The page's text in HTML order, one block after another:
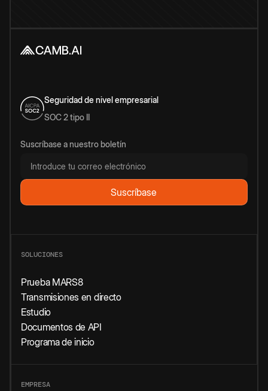
Seguridad de nivel empresarial
SOC 2 tipo II
Suscríbase a nuestro boletín
SOLUCIONES
Prueba MARS8
Transmisiones en directo
Estudio
Documentos de API
Programa de inicio
EMPRESA